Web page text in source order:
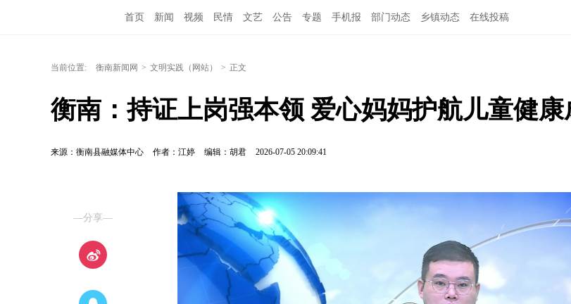
首页 新闻 视频 民情 文艺 公告 专题 手机报 部门动态 乡镇动态 在线投稿
当前位置: 衡南新闻网 > 文明实践（网站） > 正文
衡南：持证上岗强本领 爱心妈妈护航儿童健康
来源：衡南县融媒体中心 作者：江婷 编辑：胡君 2026-07-05 20:09:41
—分享—